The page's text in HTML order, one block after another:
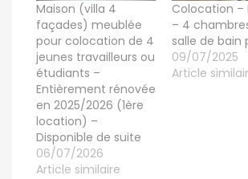
Maison (villa 4
façades) meublée
pour colocation de 4
jeunes travailleurs ou
étudiants –
Entièrement rénovée
en 2025/2026 (1ère
location) –
Disponible de suite
06/07/2026
Article similaire
Colocation –
– 4
salle de bain
09/07/2025
Article